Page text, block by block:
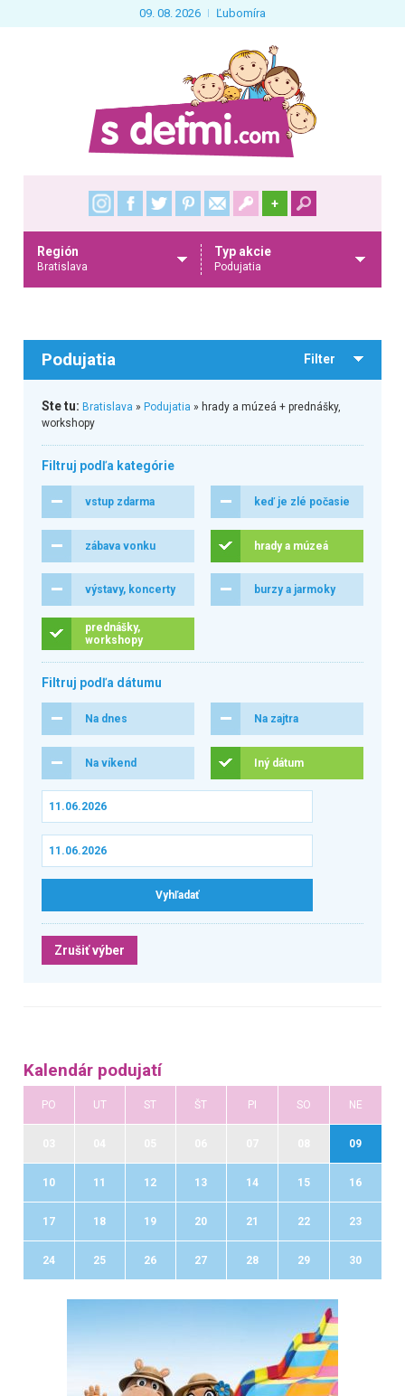
09. 08. 2026 Ľubomíra
+
Región
Bratislava
Typ akcie
Podujatia
Podujatia Filter
Ste tu: Bratislava » Podujatia » hrady a múzeá + prednášky,
workshopy
Filtruj podľa kategórie
vstup zdarma keď je zlé počasie
zábava vonku hrady a múzeá
výstavy, koncerty burzy a jarmoky
prednášky,
workshopy
Filtruj podľa dátumu
Na dnes Na zajtra
Na víkend Iný dátum
Zrušiť výber
Kalendár podujatí
PO UT ST ŠT PI SO NE
09
10 11 12 13 14 15 16
17 18 19 20 21 22 23
24 25 26 27 28 29 30